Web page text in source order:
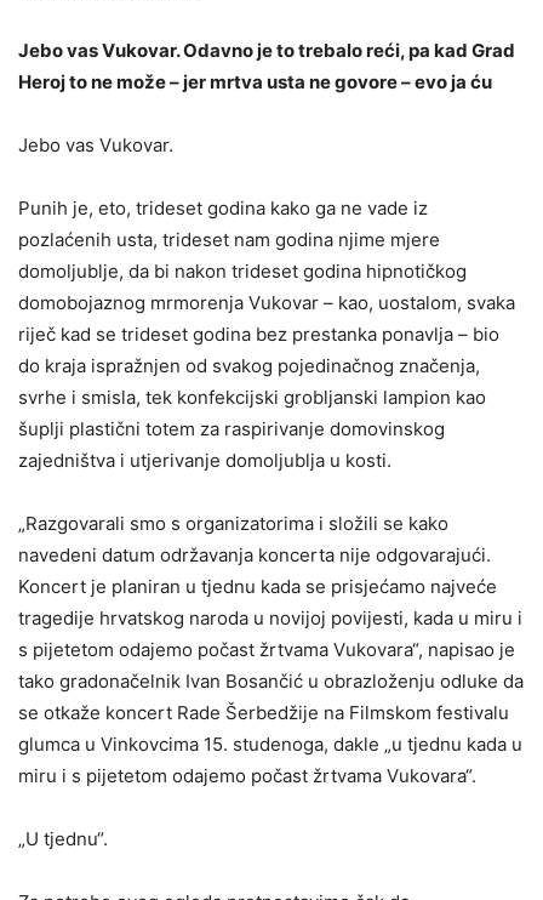
Jebo vas Vukovar. Odavno je to trebalo reći, pa kad Grad
Heroj to ne može – jer mrtva usta ne govore – evo ja ću
Jebo vas Vukovar.
Punih je, eto, trideset godina kako ga ne vade iz
pozlaćenih usta, trideset nam godina njime mjere
domoljublje, da bi nakon trideset godina hipnotičkog
domobojaznog mrmorenja Vukovar – kao, uostalom, svaka
riječ kad se trideset godina bez prestanka ponavlja – bio
do kraja ispražnjen od svakog pojedinačnog značenja,
svrhe i smisla, tek konfekcijski grobljanski lampion kao
šuplji plastični totem za raspirivanje domovinskog
zajedništva i utjerivanje domoljublja u kosti.
„Razgovarali smo s organizatorima i složili se kako
navedeni datum održavanja koncerta nije odgovarajući.
Koncert je planiran u tjednu kada se prisjećamo najveće
tragedije hrvatskog naroda u novijoj povijesti, kada u miru i
s pijetetom odajemo počast žrtvama Vukovara“, napisao je
tako gradonačelnik Ivan Bosančić u obrazloženju odluke da
se otkaže koncert Rade Šerbedžije na Filmskom festivalu
glumca u Vinkovcima 15. studenoga, dakle „u tjednu kada u
miru i s pijetetom odajemo počast žrtvama Vukovara“.
„U tjednu“.